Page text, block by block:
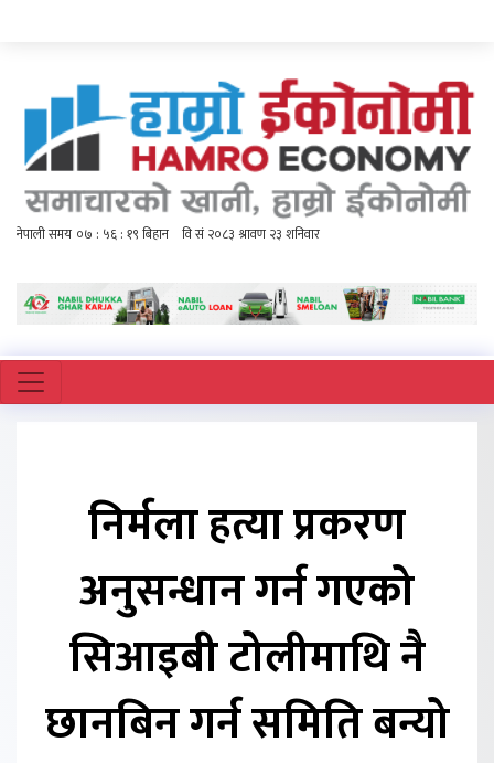
निर्मला हत्या प्रकरण
अनुसन्धान गर्न गएको
सिआइबी टोलीमाथि नै
छानबिन गर्न समिति बन्यो